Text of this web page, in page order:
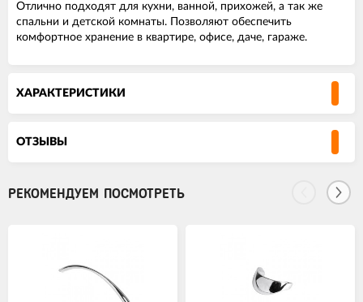
Отлично подходят для кухни, ванной, прихожей, а так же
спальни и детской комнаты. Позволяют обеспечить
комфортное хранение в квартире, офисе, даче, гараже.
ХАРАКТЕРИСТИКИ
ОТЗЫВЫ
РЕКОМЕНДУЕМ ПОСМОТРЕТЬ